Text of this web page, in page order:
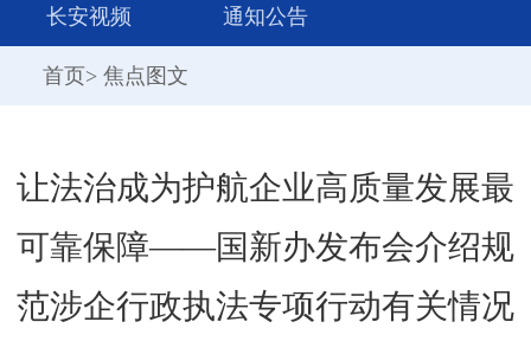
长安视频
通知公告
首页> 焦点图文
让法治成为护航企业高质量发展最
可靠保障——国新办发布会介绍规
范涉企行政执法专项行动有关情况